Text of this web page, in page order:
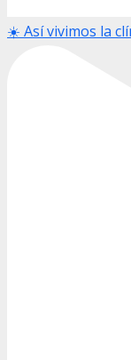
☀️ Así vivimos la